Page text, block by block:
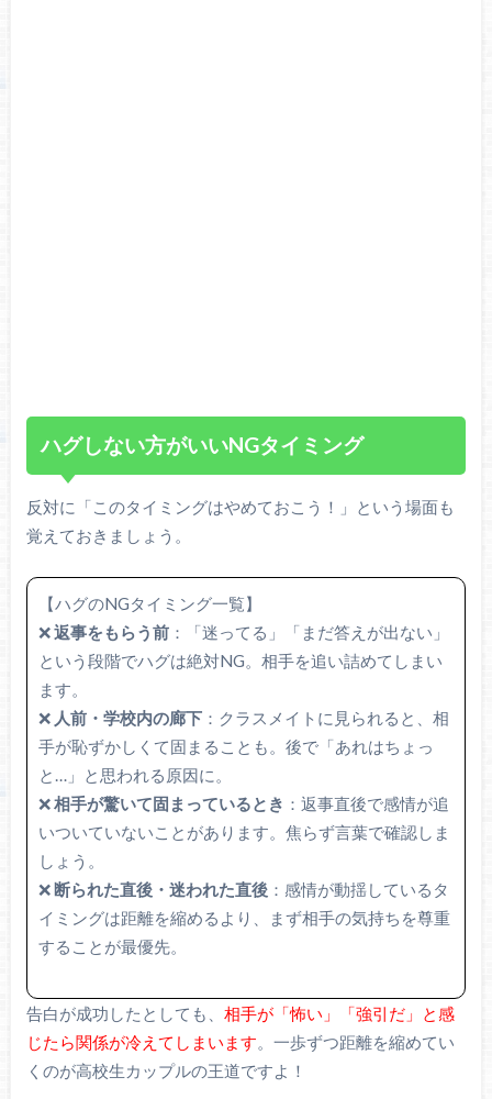
ハグしない方がいいNGタイミング
反対に「このタイミングはやめておこう！」という場面も
覚えておきましょう。
【ハグのNGタイミング一覧】
❌返事をもらう前：「迷ってる」「まだ答えが出ない」
という段階でハグは絶対NG。相手を追い詰めてしまい
ます。
❌ 人前・学校内の廊下：クラスメイトに見られると、相
手が恥ずかしくて固まることも。後で「あれはちょっ
と…」と思われる原因に。
❌相手が驚いて固まっているとき ：返事直後で感情が追
いついていないことがあります。焦らず言葉で確認しま
しょう。
❌断られた直後・迷われた直後：感情が動揺しているタ
イミングは距離を縮めるより、まず相手の気持ちを尊重
することが最優先。
告白が成功したとしても、 相手が「怖い」「強引だ」と感
じたら関係が冷えてしまいます。一歩ずつ距離を縮めてい
くのが高校生カップルの王道ですよ！